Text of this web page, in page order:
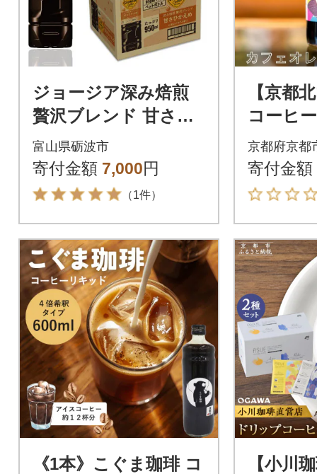
ジョージア深み焙煎
贅沢ブレンド 甘さひ
かえめ 950mlPET×1
2本
富山県砺波市
寄付金額 7,000円
（1件）
【京都
コーヒ
レベー
1本
京都府京都
寄付金額
《1本》こぐま珈琲 コ
【小川